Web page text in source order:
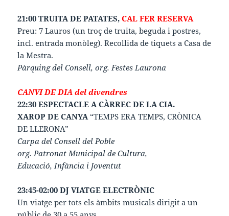
21:00 TRUITA DE PATATES,CAL FER RESERVA
Preu: 7 Lauros (un troç de truita, beguda i postres,
incl. entrada monòleg). Recollida de tiquets a Casa de
la Mestra.
Pàrquing del Consell, org. Festes Laurona
CANVI DE DIA del divendres
22:30 ESPECTACLE A CÀRREC DE LA CIA.
XAROP DE CANYA“TEMPS ERA TEMPS, CRÒNICA
DE LLERONA”
Carpa del Consell del Poble
org. Patronat Municipal de Cultura,
Educació, Infància i Joventut
23:45-02:00 DJ VIATGE ELECTRÒNIC
Un viatge per tots els àmbits musicals dirigit a un